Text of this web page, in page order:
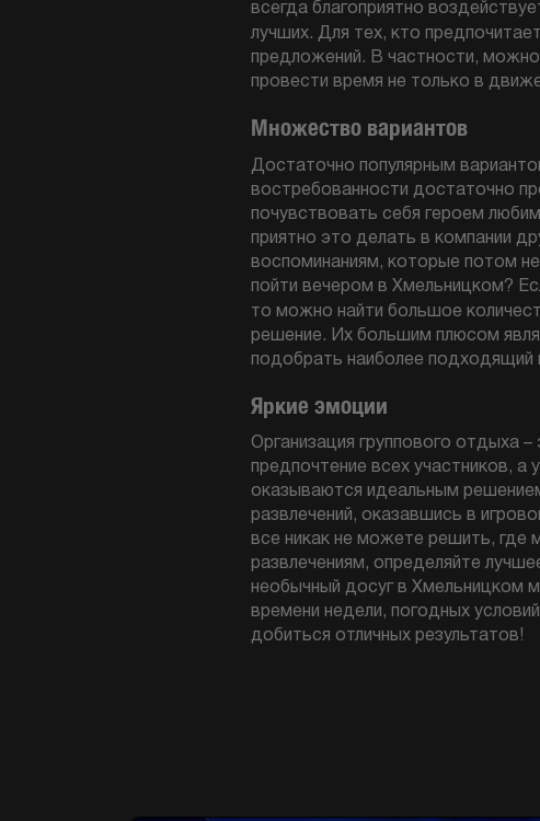
всегда благоприятно
лучших. Для тех, кто
предложений. В частности,
провести время не только в
Множество вариантов
Достаточно популярным
востребованности достаточно
почувствовать себя героем
приятно это делать в компании
воспоминаниям, которые потом
пойти вечером в Хмельницком?
то можно найти большое
решение. Их большим плюсом
подобрать наиболее подходящий
Яркие эмоции
Организация группового отдыха
предпочтение всех участников,
оказываются идеальным
развлечений, оказавшись в
все никак не можете решить,
развлечениям, определяйте
необычный досуг в Хмельницком
времени недели, погодных
добиться отличных результатов!